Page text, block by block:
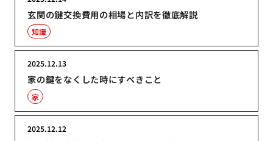
玄関の鍵交換費用の相場と内訳を徹底解説
知識
家の鍵をなくした時にすべきこと
2025.12.13
家
2025.12.12